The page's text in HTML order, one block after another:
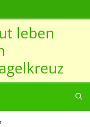
leben